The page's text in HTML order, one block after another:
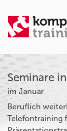
Seminare
im Januar
Beruflich
Telefontraining